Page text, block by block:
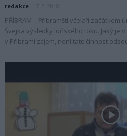
redakce
PŘÍBRAM – Příbramští včelaři začátkem
Švejka výsledky loňského roku. Jaký je
v Příbrami zájem, není tato činnost